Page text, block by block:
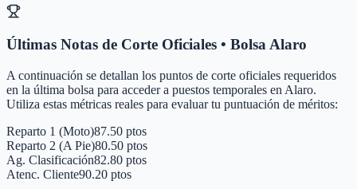
Últimas Notas de Corte Oficiales • BolsaAlaro
A continuación se detallan los puntos de corte oficiales requeridos
en la última bolsa para acceder a puestos temporales en Alaro.
Utiliza estas métricas reales para evaluar tu puntuación de méritos:
Reparto 1 (Moto)87.50 ptos
Reparto 2 (A Pie)80.50 ptos
Ag. Clasificación82.80 ptos
Atenc. Cliente90.20 ptos